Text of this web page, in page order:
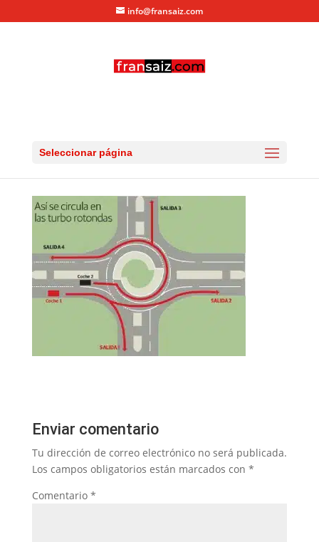
info@fransaiz.com
Seleccionar página
Enviar comentario
Tu dirección de correo electrónico no será publicada.
Los campos obligatorios están marcados con *
Comentario *